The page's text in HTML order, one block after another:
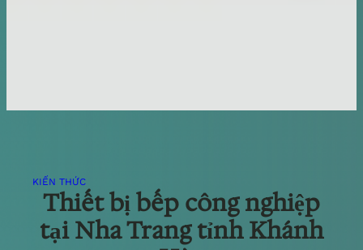
KIẾN THỨC
Thiết bị bếp công nghiệp
tại Nha Trang tỉnh Khánh